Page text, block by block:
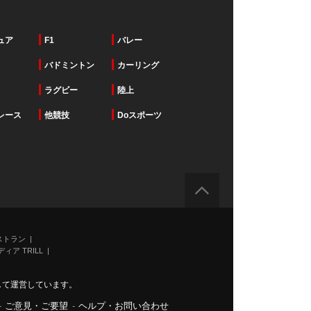
ア F1 バレー
バドミントン カーリング
ラグビー 陸上
ース 他競技 Doスポーツ
ラン
ィア TRILL
運営しています。
ご意見・ご要望 - ヘルプ・お問い合わせ